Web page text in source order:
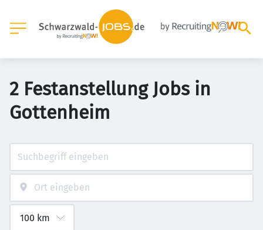
2 Festanstellung Jobs in
Gottenheim